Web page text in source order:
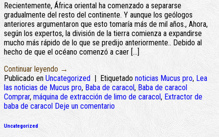
Recientemente, África oriental ha comenzado a separarse
gradualmente del resto del continente. Y aunque los geólogos
anteriores argumentaron que esto tomaría más de mil años., Ahora,
según los expertos, la división de la tierra comienza a expandirse
mucho más rápido de lo que se predijo anteriormente.. Debido al
hecho de que el océano comenzó a caer […]
Continuar leyendo →
Publicado en Uncategorized | Etiquetado noticias Mucus pro, Lea
las noticias de Mucus pro, Baba de caracol, Baba de caracol
Comprar, máquina de extracción de limo de caracol , Extractor de
baba de caracol Deje un comentario
Uncategorized